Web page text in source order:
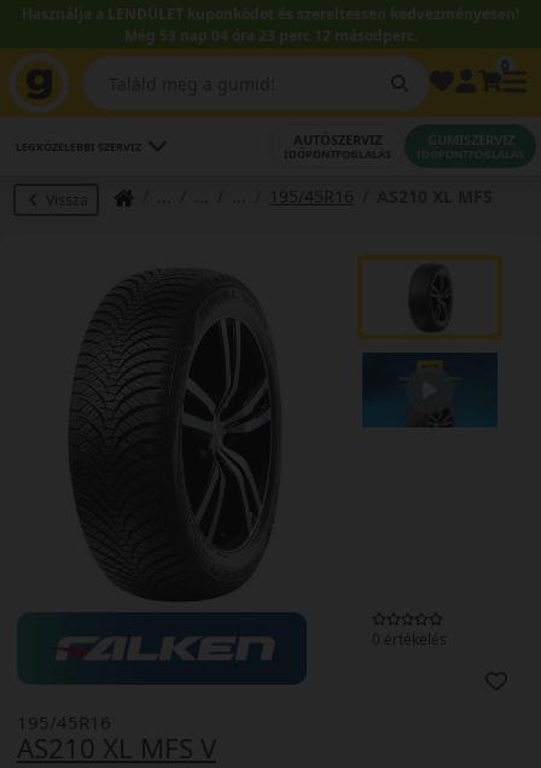
Használja a LENDÜLET kuponkódot és szereltessen kedvezményesen!
Még 53 nap 04 óra 23 perc 12 másodperc.
LEGKÖZELEBBI SZERVIZ AUTÓSZERVIZ
IDŐPONTFOGLALÁS
GUMISZERVIZ
IDŐPONTFOGLALÁS
Vissza 195/45R16
0 értékelés
AS210 XL MFS V
195/45R16